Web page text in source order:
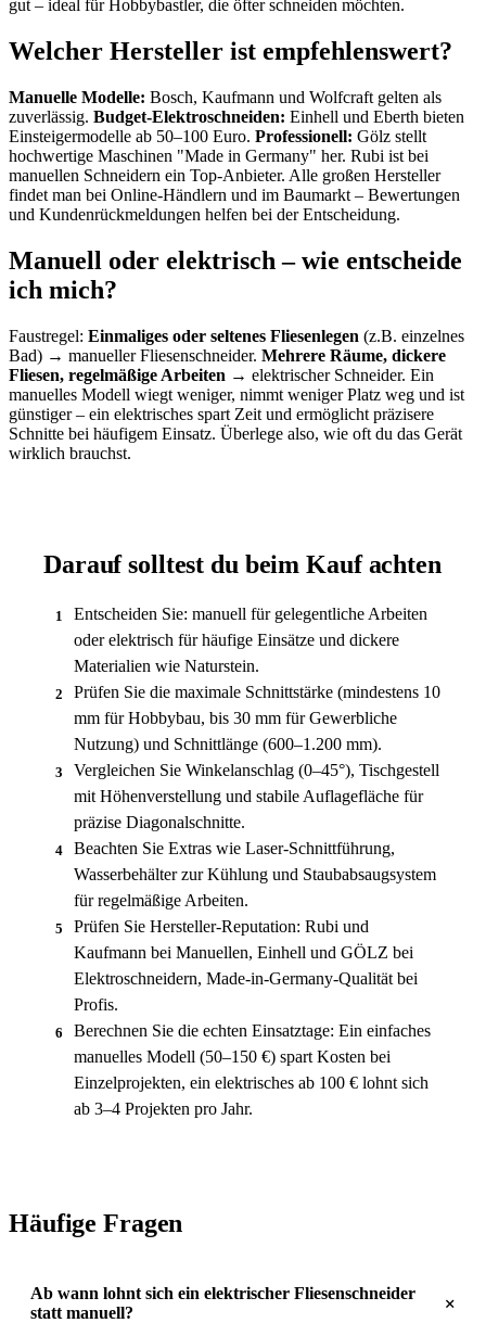
gut – ideal für Hobbybastler, die öfter schneiden möchten.
Welcher Hersteller ist empfehlenswert?
Manuelle Modelle: Bosch, Kaufmann und Wolfcraft gelten als
zuverlässig. Budget-Elektroschneiden: Einhell und Eberth bieten
Einsteigermodelle ab 50–100 Euro. Professionell: Gölz stellt
hochwertige Maschinen "Made in Germany" her. Rubi ist bei
manuellen Schneidern ein Top-Anbieter. Alle großen Hersteller
findet man bei Online-Händlern und im Baumarkt – Bewertungen
und Kundenrückmeldungen helfen bei der Entscheidung.
Manuell oder elektrisch – wie entscheide
ich mich?
Faustregel: Einmaliges oder seltenes Fliesenlegen (z.B. einzelnes
Bad) → manueller Fliesenschneider. Mehrere Räume, dickere
Fliesen, regelmäßige Arbeiten → elektrischer Schneider. Ein
manuelles Modell wiegt weniger, nimmt weniger Platz weg und ist
günstiger – ein elektrisches spart Zeit und ermöglicht präzisere
Schnitte bei häufigem Einsatz. Überlege also, wie oft du das Gerät
wirklich brauchst.
Darauf solltest du beim Kauf achten
1
Entscheiden Sie: manuell für gelegentliche Arbeiten
oder elektrisch für häufige Einsätze und dickere
Materialien wie Naturstein.
2
Prüfen Sie die maximale Schnittstärke (mindestens 10
mm für Hobbybau, bis 30 mm für Gewerbliche
Nutzung) und Schnittlänge (600–1.200 mm).
3
Vergleichen Sie Winkelanschlag (0–45°), Tischgestell
mit Höhenverstellung und stabile Auflagefläche für
präzise Diagonalschnitte.
4
Beachten Sie Extras wie Laser-Schnittführung,
Wasserbehälter zur Kühlung und Staubabsaugsystem
für regelmäßige Arbeiten.
5
Prüfen Sie Hersteller-Reputation: Rubi und
Kaufmann bei Manuellen, Einhell und GÖLZ bei
Elektroschneidern, Made-in-Germany-Qualität bei
Profis.
6
Berechnen Sie die echten Einsatztage: Ein einfaches
manuelles Modell (50–150 €) spart Kosten bei
Einzelprojekten, ein elektrisches ab 100 € lohnt sich
ab 3–4 Projekten pro Jahr.
Häufige Fragen
Ab wann lohnt sich ein elektrischer Fliesenschneider
statt manuell?
+